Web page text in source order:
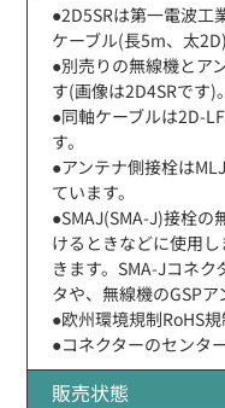
●2D5SRは第一電波工
ケーブル(長5m、太2D)
●別売りの無線機とア
す(画像は2D4SRです)。
●同軸ケーブルは2D-
す。
●アンテナ側接栓は
ています。
●SMAJ(SMA-J)接栓の
けるときなどに使用
きます。SMA-Jコネ
タや、無線機のGSPア
●欧州環境規制RoHS規
●コネクターのセンタ
販売状態